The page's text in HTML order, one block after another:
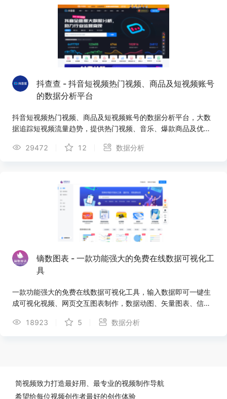
抖查查 - 抖音短视频热门视频、商品及短视频账号
的数据分析平台
抖音短视频热门视频、商品及短视频账号的数据分析平台，大数
据追踪短视频流量趋势，提供热门视频、音乐、爆款商品及优质
流量变现。
29472 12 数据分析
镝数图表 - 一款功能强大的免费在线数据可视化工
具
一款功能强大的免费在线数据可视化工具，输入数据即可一键生
成可视化视频、网页交互图表制作，数据动图、矢量图表、信息
100种图表种类；提供上千种可视化模版，内容创作、媒体运
18923 5 数据分析
简视频致力打造最好用、最专业的视频制作导航
希望给每位视频创作者最好的创作体验